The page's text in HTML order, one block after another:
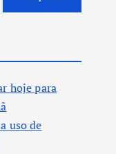
hoje para
uso de